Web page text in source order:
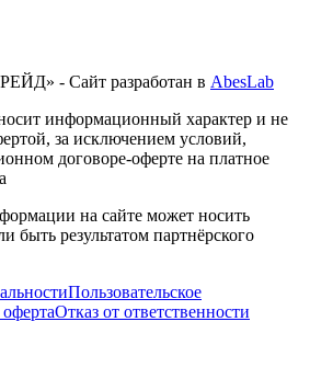
- Сайт разработан в AbesLab
информационный характер и не
за исключением условий,
договоре-оферте на платное
на сайте может носить
быть результатом партнёрского
Пользовательское
Отказ от ответственности